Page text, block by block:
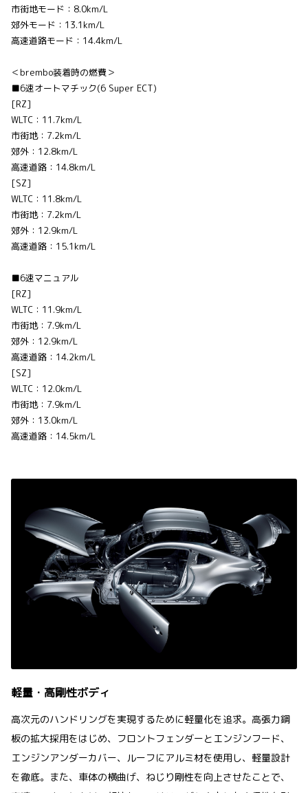
市街地モード：8.0km/L
郊外モード：13.1km/L
高速道路モード：14.4km/L
＜brembo装着時の燃費＞
■6速オートマチック(6 Super ECT)
[RZ]
WLTC：11.7km/L
市街地：7.2km/L
郊外：12.8km/L
高速道路：14.8km/L
[SZ]
WLTC：11.8km/L
市街地：7.2km/L
郊外：12.9km/L
高速道路：15.1km/L
■6速マニュアル
[RZ]
WLTC：11.9km/L
市街地：7.9km/L
郊外：12.9km/L
高速道路：14.2km/L
[SZ]
WLTC：12.0km/L
市街地：7.9km/L
郊外：13.0km/L
高速道路：14.5km/L
軽量・高剛性ボディ
高次元のハンドリングを実現するために軽量化を追求。高張力鋼
板の拡大採用をはじめ、フロントフェンダーとエンジンフード、
エンジンアンダーカバー、ルーフにアルミ材を使用し、軽量設計
を徹底。また、車体の横曲げ、ねじり剛性を向上させたことで、